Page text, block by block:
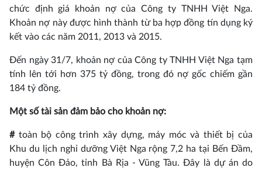
chức định giá khoản nợ của Công ty TNHH Việt Nga.
Khoản nợ này được hình thành từ ba hợp đồng tín dụng ký
kết vào các năm 2011, 2013 và 2015.
Đến ngày 31/7, khoản nợ của Công ty TNHH Việt Nga tạm
tính lên tới hơn 375 tỷ đồng, trong đó nợ gốc chiếm gần
184 tỷ đồng.
Một số tài sản đảm bảo cho khoản nợ:
# toàn bộ công trình xây dựng, máy móc và thiết bị của
Khu du lịch nghỉ dưỡng Việt Nga rộng 7,2 ha tại Bến Đầm,
huyện Côn Đảo, tỉnh Bà Rịa - Vũng Tàu. Đây là dự án do